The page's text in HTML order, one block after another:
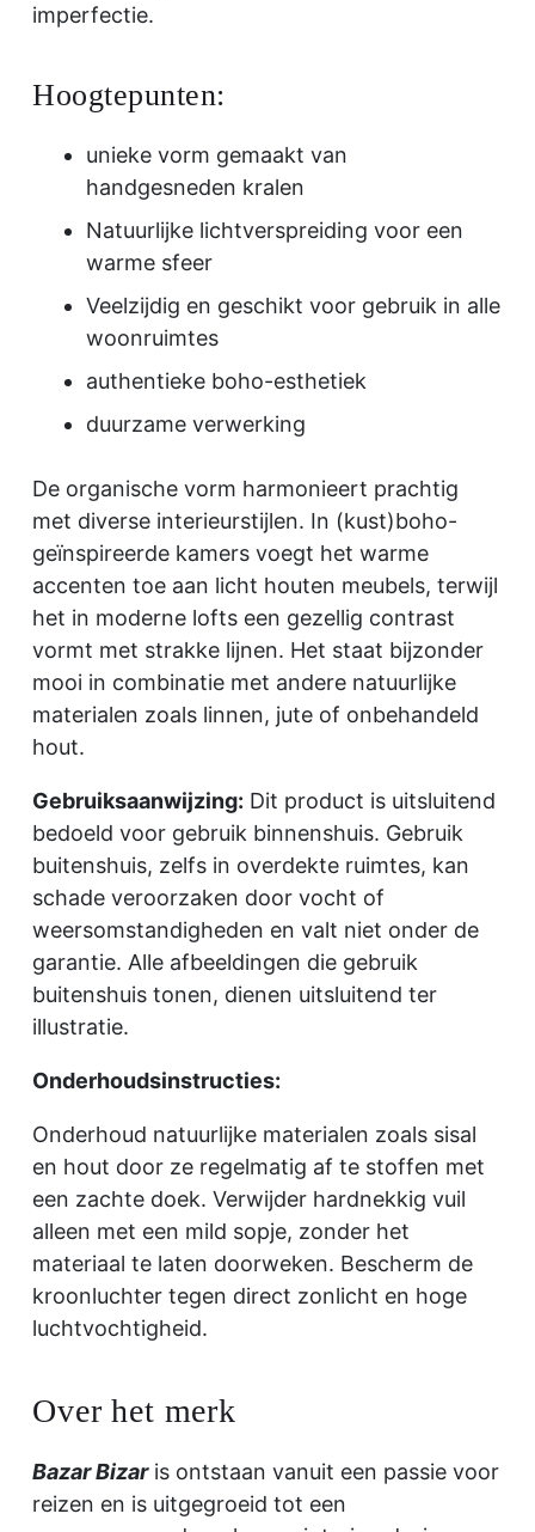
imperfectie.
Hoogtepunten:
unieke vorm gemaakt van
handgesneden kralen
Natuurlijke lichtverspreiding voor een
warme sfeer
Veelzijdig en geschikt voor gebruik in alle
woonruimtes
authentieke boho-esthetiek
duurzame verwerking
De organische vorm harmonieert prachtig
met diverse interieurstijlen. In (kust)boho-
geïnspireerde kamers voegt het warme
accenten toe aan licht houten meubels, terwijl
het in moderne lofts een gezellig contrast
vormt met strakke lijnen. Het staat bijzonder
mooi in combinatie met andere natuurlijke
materialen zoals linnen, jute of onbehandeld
hout.
Gebruiksaanwijzing: Dit product is uitsluitend
bedoeld voor gebruik binnenshuis. Gebruik
buitenshuis, zelfs in overdekte ruimtes, kan
schade veroorzaken door vocht of
weersomstandigheden en valt niet onder de
garantie. Alle afbeeldingen die gebruik
buitenshuis tonen, dienen uitsluitend ter
illustratie.
Onderhoudsinstructies:
Onderhoud natuurlijke materialen zoals sisal
en hout door ze regelmatig af te stoffen met
een zachte doek. Verwijder hardnekkig vuil
alleen met een mild sopje, zonder het
materiaal te laten doorweken. Bescherm de
kroonluchter tegen direct zonlicht en hoge
luchtvochtigheid.
Over het merk
Bazar Bizaris ontstaan ​​vanuit een passie voor
reizen en is uitgegroeid tot een